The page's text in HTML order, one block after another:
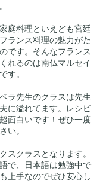
庭料理といえども宮廷
ランス料理の魅力がた
です。そんなフランス
れるのは南仏マルセイ
す。
ラ先生のクラスは先生
に溢れてます。レシピ
面白いです！ぜひ一度
い。
スクラスとなります。
で、日本語は勉強中で
上手なのでぜひ安心し